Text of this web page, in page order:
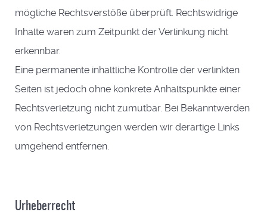
mögliche Rechtsverstöße überprüft. Rechtswidrige
Inhalte waren zum Zeitpunkt der Verlinkung nicht
erkennbar.
Eine permanente inhaltliche Kontrolle der verlinkten
Seiten ist jedoch ohne konkrete Anhaltspunkte einer
Rechtsverletzung nicht zumutbar. Bei Bekanntwerden
von Rechtsverletzungen werden wir derartige Links
umgehend entfernen.
Urheberrecht